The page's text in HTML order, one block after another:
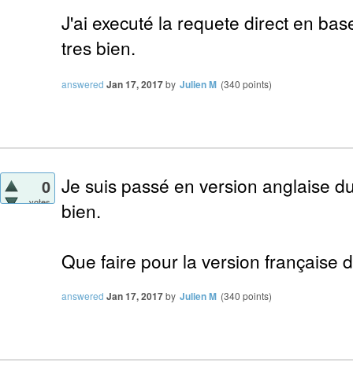
J'ai executé la requete direct en
tres bien.
answered Jan 17, 2017by Julien M (340 points)
0
votes
Je suis passé en version anglaise
bien.
Que faire pour la version française
answered Jan 17, 2017by Julien M (340 points)